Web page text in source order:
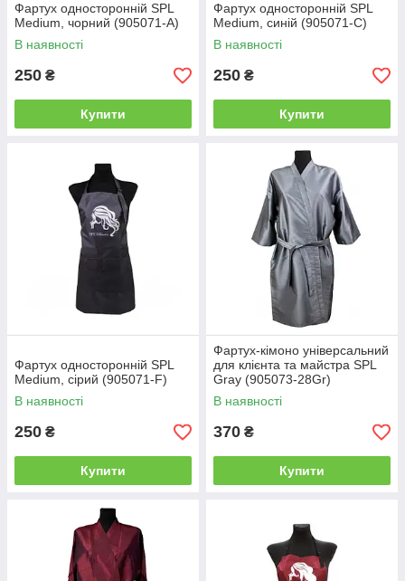
Фартух односторонній SPL
Mеdium, чорний (905071-A)
В наявності
250 ₴
Купити
Фартух односторонній SPL
Mеdium, синій (905071-C)
В наявності
250 ₴
Купити
Фартух односторонній SPL
Mеdium, сірий (905071-F)
В наявності
250 ₴
Купити
Фартух-кімоно універсальний
для клієнта та майстра SPL
Gray (905073-28Gr)
В наявності
370 ₴
Купити